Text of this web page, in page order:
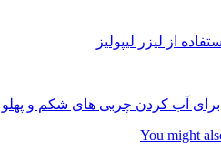
از لیزر لیپولیز
آب کردن چربی های شکم و پهلو
You might